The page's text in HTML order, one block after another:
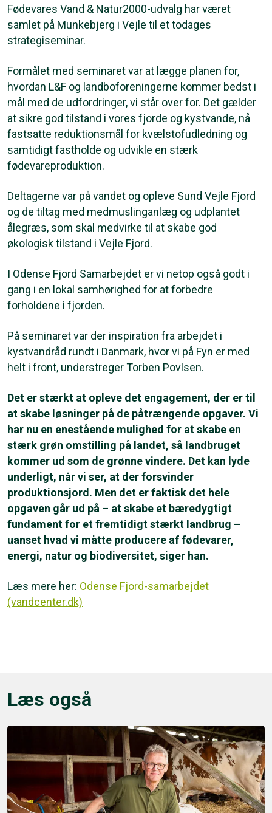
Fødevares Vand & Natur2000-udvalg har været
samlet på Munkebjerg i Vejle til et todages
strategiseminar.
Formålet med seminaret var at lægge planen for,
hvordan L&F og landboforeningerne kommer bedst i
mål med de udfordringer, vi står over for. Det gælder
at sikre god tilstand i vores fjorde og kystvande, nå
fastsatte reduktionsmål for kvælstofudledning og
samtidigt fastholde og udvikle en stærk
fødevareproduktion.
Deltagerne var på vandet og opleve Sund Vejle Fjord
og de tiltag med medmuslinganlæg og udplantet
ålegræs, som skal medvirke til at skabe god
økologisk tilstand i Vejle Fjord.
I Odense Fjord Samarbejdet er vi netop også godt i
gang i en lokal samhørighed for at forbedre
forholdene i fjorden.
På seminaret var der inspiration fra arbejdet i
kystvandråd rundt i Danmark, hvor vi på Fyn er med
helt i front, understreger Torben Povlsen.
Det er stærkt at opleve det engagement, der er til
at skabe løsninger på de påtrængende opgaver. Vi
har nu en enestående mulighed for at skabe en
stærk grøn omstilling på landet, så landbruget
kommer ud som de grønne vindere. Det kan lyde
underligt, når vi ser, at der forsvinder
produktionsjord. Men det er faktisk det hele
opgaven går ud på – at skabe et bæredygtigt
fundament for et fremtidigt stærkt landbrug –
uanset hvad vi måtte producere af fødevarer,
energi, natur og biodiversitet, siger han.
Læs mere her: Odense Fjord-samarbejdet
(vandcenter.dk)
Læs også